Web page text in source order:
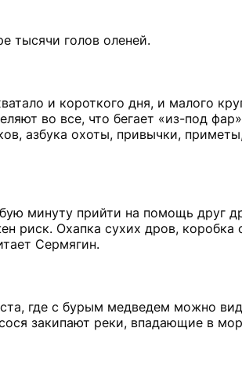
тысячи голов оленей.
и короткого дня, и малого
во все, что бегает «из-под
азбука охоты, привычки,
минуту прийти на помощь друг
риск. Охапка сухих дров, коробка
Сермягин.
где с бурым медведем можно
закипают реки, впадающие в